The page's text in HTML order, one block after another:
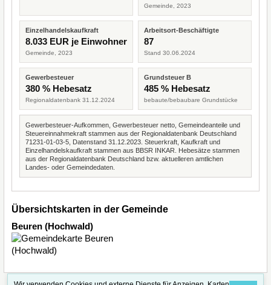
Gemeinde, 2023
Einzelhandelskaufkraft
8.033 EUR je Einwohner
Gemeinde, 2023
Arbeitsort-Beschäftigte
87
Stand 30.06.2024
Gewerbesteuer
380 % Hebesatz
Regionaldatenbank 31.12.2024
Grundsteuer B
485 % Hebesatz
bebaute/bebaubare Grundstücke
Gewerbesteuer-Aufkommen, Gewerbesteuer netto, Gemeindeanteile und
Steuereinnahmekraft stammen aus der Regionaldatenbank Deutschland
71231-01-03-5, Datenstand 31.12.2023. Steuerkraft, Kaufkraft und
Einzelhandelskaufkraft stammen aus BBSR INKAR. Hebesätze stammen
aus der Regionaldatenbank Deutschland bzw. aktuelleren amtlichen
Landes- oder Gemeindedaten.
Übersichtskarten in der Gemeinde
Beuren (Hochwald)